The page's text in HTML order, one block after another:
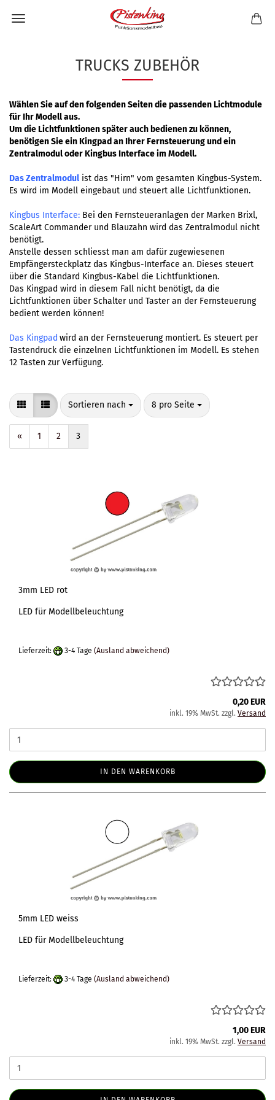
TRUCKS ZUBEHÖR
Wählen Sie auf den folgenden Seiten die passenden Lichtmodule
für Ihr Modell aus.
Um die Lichtfunktionen später auch bedienen zu können,
benötigen Sie ein Kingpad an Ihrer Fernsteuerung und ein
Zentralmodul oder Kingbus Interface im Modell.
Das Zentralmodul ist das "Hirn" vom gesamten Kingbus-System.
Es wird im Modell eingebaut und steuert alle Lichtfunktionen.
Kingbus Interface: Bei den Fernsteueranlagen der Marken Brixl,
ScaleArt Commander und Blauzahn wird das Zentralmodul nicht
benötigt.
Anstelle dessen schliesst man am dafür zugewiesenen
Empfängersteckplatz das Kingbus-Interface an. Dieses steuert
über die Standard Kingbus-Kabel die Lichtfunktionen.
Das Kingpad wird in diesem Fall nicht benötigt, da die
Lichtfunktionen über Schalter und Taster an der Fernsteuerung
bedient werden können!
Das Kingpad wird an der Fernsteuerung montiert. Es steuert per
Tastendruck die einzelnen Lichtfunktionen im Modell. Es stehen
12 Tasten zur Verfügung.
Sortieren nach
Sortieren nach 8 pro Seite
pro Seite
« 1 2 3
3mm LED rot
LED für Modellbeleuchtung
Lieferzeit: 3-4 Tage (Ausland abweichend)
0,20 EUR
inkl. 19% MwSt. zzgl. Versand
IN DEN WARENKORB
5mm LED weiss
LED für Modellbeleuchtung
Lieferzeit: 3-4 Tage (Ausland abweichend)
1,00 EUR
inkl. 19% MwSt. zzgl. Versand